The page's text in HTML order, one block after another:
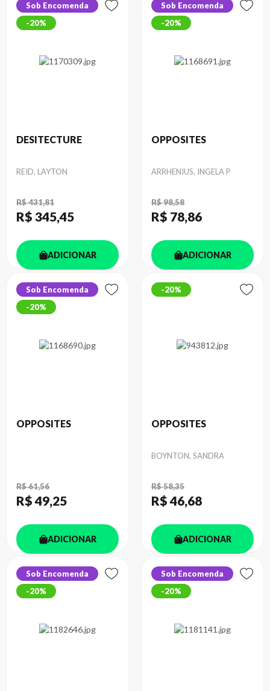
Sob Encomenda
20%
DESITECTURE
Autor
REID, LAYTON
R$ 431,81
R$ 345,45
ADICIONAR
Sob Encomenda
20%
OPPOSITES
Autor
ARRHENIUS, INGELA P
R$ 98,58
R$ 78,86
ADICIONAR
Sob Encomenda
20%
OPPOSITES
R$ 61,56
R$ 49,25
ADICIONAR
20%
OPPOSITES
Autor
BOYNTON, SANDRA
R$ 58,35
R$ 46,68
ADICIONAR
Sob Encomenda
20%
Sob Encomenda
20%